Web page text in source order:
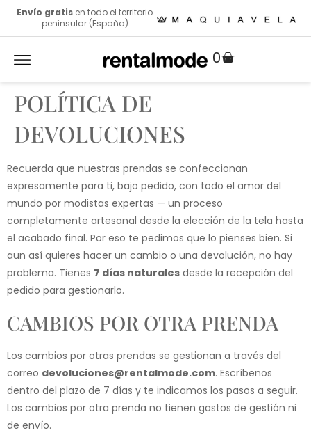
Envío gratis en todo el territorio
peninsular (España)
0
POLÍTICA DE
DEVOLUCIONES
Recuerda que nuestras prendas se confeccionan
expresamente para ti, bajo pedido, con todo el amor del
mundo por modistas expertas — un proceso
completamente artesanal desde la elección de la tela hasta
el acabado final. Por eso te pedimos que lo pienses bien. Si
aun así quieres hacer un cambio o una devolución, no hay
problema. Tienes 7 días naturales desde la recepción del
pedido para gestionarlo.
CAMBIOS POR OTRA PRENDA
Los cambios por otras prendas se gestionan a través del
correo devoluciones@rentalmode.com. Escríbenos
dentro del plazo de 7 días y te indicamos los pasos a seguir.
Los cambios por otra prenda no tienen gastos de gestión ni
de envío.